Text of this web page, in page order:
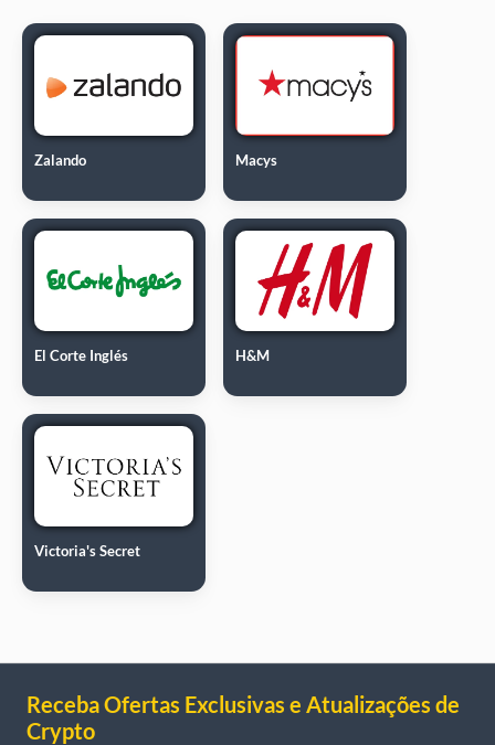
Zalando Macys
El Corte Inglés H&M
Victoria's Secret
Receba Ofertas Exclusivas e Atualizações de
Crypto